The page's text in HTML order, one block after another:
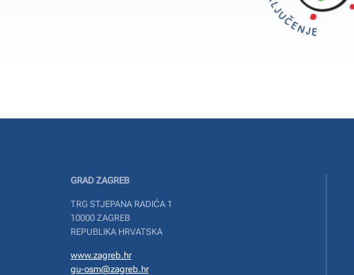
GRAD ZAGREB
TRG STJEPANA RADIĆA 1
10000 ZAGREB
REPUBLIKA HRVATSKA
www.zagreb.hr
gu-osm@zagreb.hr